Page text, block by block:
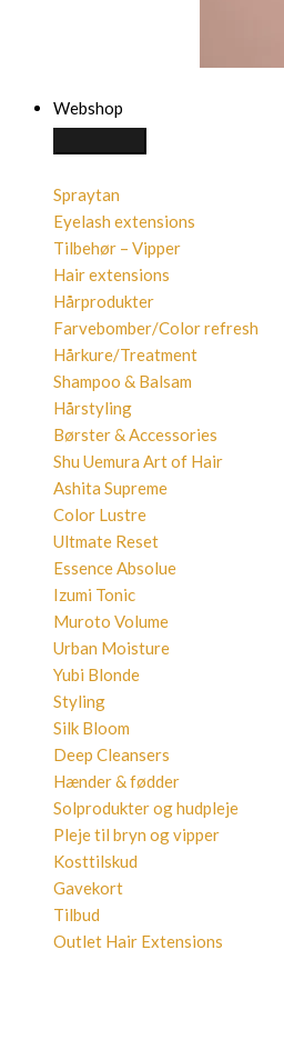
Webshop
Spraytan
Eyelash extensions
Tilbehør – Vipper
Hair extensions
Hårprodukter
Farvebomber/Color refresh
Hårkure/Treatment
Shampoo & Balsam
Hårstyling
Børster & Accessories
Shu Uemura Art of Hair
Ashita Supreme
Color Lustre
Ultmate Reset
Essence Absolue
Izumi Tonic
Muroto Volume
Urban Moisture
Yubi Blonde
Styling
Silk Bloom
Deep Cleansers
Hænder & fødder
Solprodukter og hudpleje
Pleje til bryn og vipper
Kosttilskud
Gavekort
Tilbud
Outlet Hair Extensions